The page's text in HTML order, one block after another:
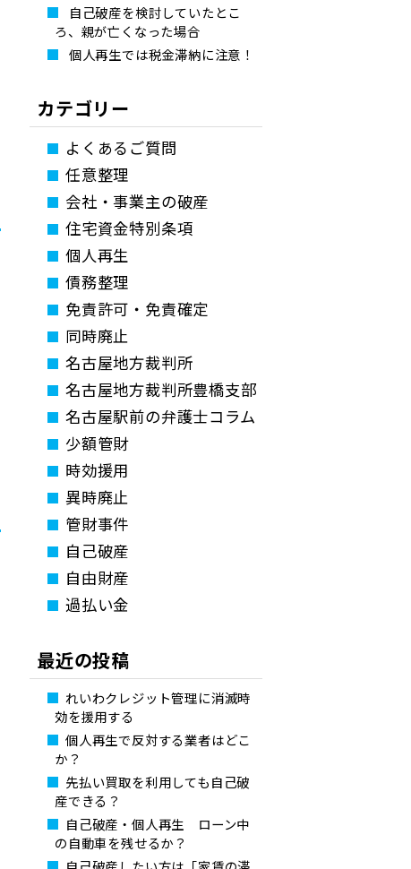
自己破産を検討していたとこ
ろ、親が亡くなった場合
個人再生では税金滞納に注意！
カテゴリー
よくあるご質問
任意整理
会社・事業主の破産
住宅資金特別条項
個人再生
債務整理
免責許可・免責確定
同時廃止
名古屋地方裁判所
名古屋地方裁判所豊橋支部
名古屋駅前の弁護士コラム
少額管財
時効援用
異時廃止
管財事件
自己破産
自由財産
過払い金
最近の投稿
れいわクレジット管理に消滅時
効を援用する
個人再生で反対する業者はどこ
か？
先払い買取を利用しても自己破
産できる？
自己破産・個人再生 ローン中
の自動車を残せるか？